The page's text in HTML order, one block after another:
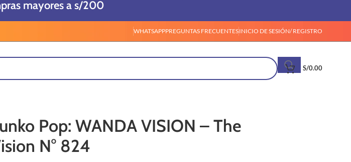
mayores a s/200
WHATSAPPPREGUNTAS FRECUENTESINICIO DE SESIÓN/ REGISTRO
S/0.00
Pop: WANDA VISION – The
N° 824